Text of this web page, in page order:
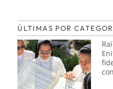
ÚLTIMAS POR